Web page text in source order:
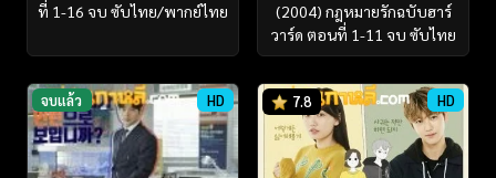
ที่ 1-16 จบ ซับไทย/พากย์ไทย
(2004) กฎหมายรักฉบับฮาร์
วาร์ด ตอนที่ 1-11 จบ ซับไทย
จบแล้ว HD 7.8 HD